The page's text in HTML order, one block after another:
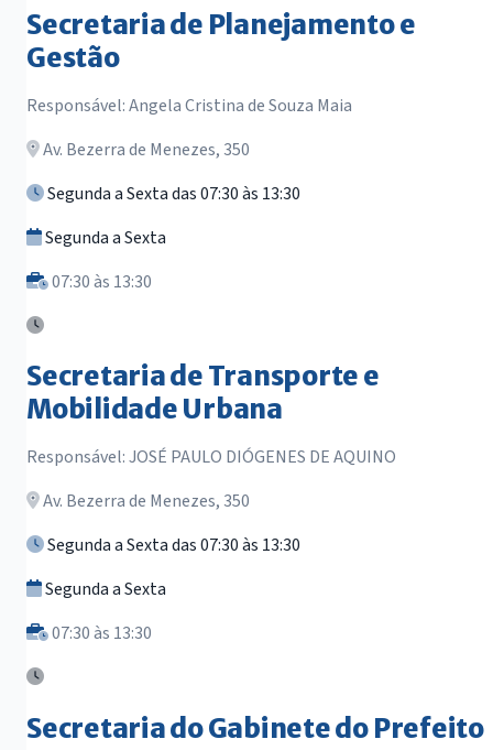
Secretaria de Planejamento e
Gestão
Responsável: Angela Cristina de Souza Maia
Av. Bezerra de Menezes, 350
Segunda a Sexta das 07:30 às 13:30
Segunda a Sexta
07:30 às 13:30
Secretaria de Transporte e
Mobilidade Urbana
Responsável: JOSÉ PAULO DIÓGENES DE AQUINO
Av. Bezerra de Menezes, 350
Segunda a Sexta das 07:30 às 13:30
Segunda a Sexta
07:30 às 13:30
Secretaria do Gabinete do Prefeito